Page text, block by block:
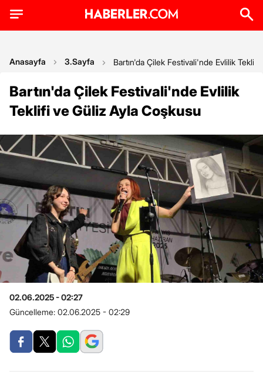
Anasayfa 3.Sayfa Bartın'da Çilek Festivali'nde Evlilik
Bartın'da Çilek Festivali'nde Evlilik
Teklifi ve Güliz Ayla Coşkusu
02.06.2025 - 02:27
Güncelleme: 02.06.2025 - 02:29